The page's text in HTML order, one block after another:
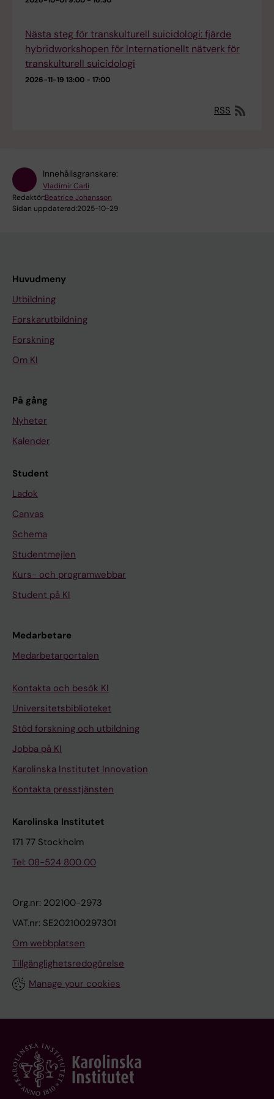
Nästa steg för transkulturell suicidologi: fjärde
hybridworkshopen för Internationellt nätverk för
transkulturell suicidologi
2026-11-19 13:00 - 17:00
RSS
Innehållsgranskare:
Vladimir Carli
Redaktör:Beatrice Johansson
Sidan uppdaterad:2025-10-29
Huvudmeny
Utbildning
Forskarutbildning
Forskning
Om KI
På gång
Nyheter
Kalender
Student
Ladok
Canvas
Schema
Studentmejlen
Kurs- och programwebbar
Student på KI
Medarbetare
Medarbetarportalen
Kontakta och besök KI
Universitetsbiblioteket
Stöd forskning och utbildning
Jobba på KI
Karolinska Institutet Innovation
Kontakta presstjänsten
Karolinska Institutet
171 77 Stockholm
Tel: 08-524 800 00
Org.nr: 202100-2973
VAT.nr: SE202100297301
Om webbplatsen
Tillgänglighetsredogörelse
Manage your cookies